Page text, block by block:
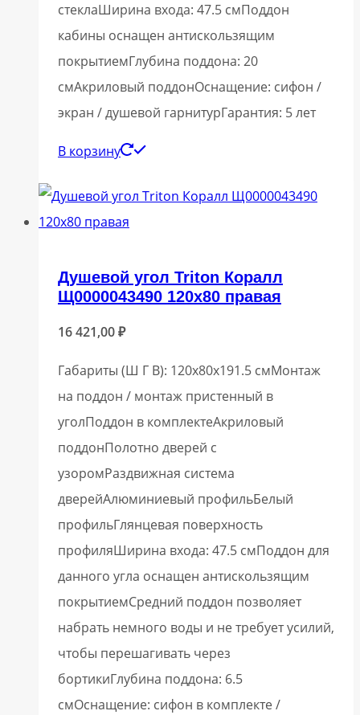
стеклаШирина входа: 47.5 смПоддон
кабины оснащен антискользящим
покрытиемГлубина поддона: 20
смАкриловый поддонОснащение: сифон /
экран / душевой гарнитурГарантия: 5 лет
В корзину
Душевой угол Triton Коралл
Щ0000043490 120х80 правая
16 421,00₽
Габариты (Ш Г В): 120x80x191.5 смМонтаж
на поддон / монтаж пристенный в
уголПоддон в комплектеАкриловый
поддонПолотно дверей с
узоромРаздвижная система
дверейАлюминиевый профильБелый
профильГлянцевая поверхность
профиляШирина входа: 47.5 смПоддон для
данного угла оснащен антискользящим
покрытиемСредний поддон позволяет
набрать немного воды и не требует усилий,
чтобы перешагивать через
бортикиГлубина поддона: 6.5
смОснащение: сифон в комплекте /